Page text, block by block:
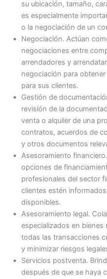
su ubicación, tamaño,
es especialmente
o la negociación de un
Negociación. Actúan
negociaciones entre
arrendadores y
negociación para
para sus clientes.
Gestión de
revisión de la
venta o alquiler de una
contratos, acuerdos de
y otros documentos
Asesoramiento
opciones de
profesionales del sector
clientes estén
disponibles.
Asesoramiento legal.
especializados en bienes
todas las transacciones
y minimizar riesgos
Servicios postventa.
después de que se haya